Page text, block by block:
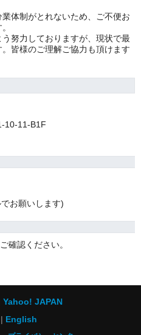
体制がとれないため、ご不便お
努力しておりますが、現状で最
皆様のご理解ご協力も頂けます
10-11-B1F
お願いします)
確認ください。
Yahoo! JAPAN
English